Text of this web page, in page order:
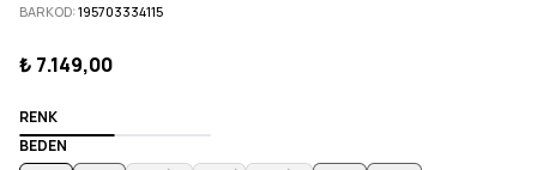
BARKOD:195703334115
₺ 7.149,00
RENK
BEDEN